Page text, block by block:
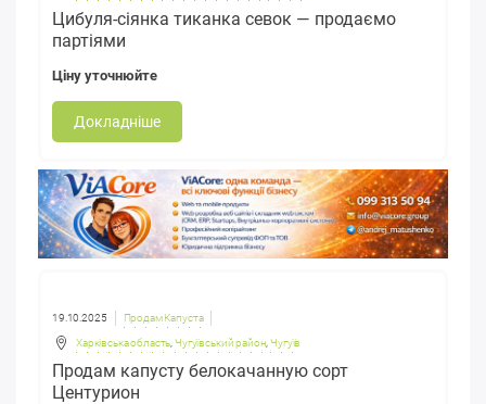
Цибуля-сіянка тиканка севок — продаємо
партіями
Ціну уточнюйте
Докладніше
19.10.2025 Продам Капуста
Харківська область ,Чугуївський район ,Чугуїв
Продам капусту белокачанную сорт
Центурион